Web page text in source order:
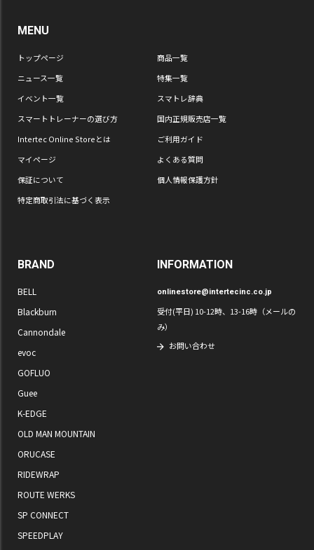
MENU
トップページ
商品一覧
ニュース一覧
特集一覧
イベント一覧
スマトレ辞典
スマートトレーナーの選び方
国内正規販売店一覧
Intertec Online Storeとは
ご利用ガイド
マイページ
よくある質問
保証について
個人情報保護方針
特定商取引法に基づく表示
BRAND
BELL
Blackburn
Cannondale
evoc
GOFLUO
Guee
K-EDGE
OLD MAN MOUNTAIN
ORUCASE
RIDEWRAP
ROUTE WERKS
SP CONNECT
SPEEDPLAY
INFORMATION
onlinestore@intertecinc.co.jp
受付(平日) 10-12時、13-16時（メールの
み）
お問い合わせ